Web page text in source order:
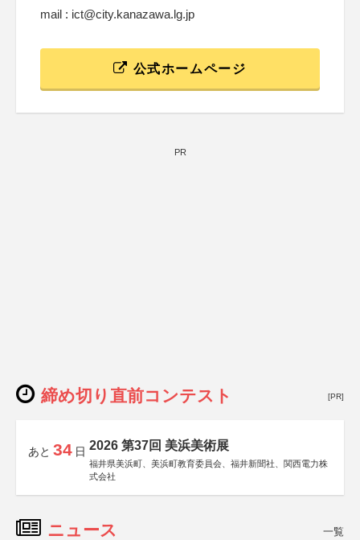
mail : ict@city.kanazawa.lg.jp
公式ホームページ
PR
締め切り直前コンテスト [PR]
あと 34 日 2026 第37回 美浜美術展
福井県美浜町、美浜町教育委員会、福井新聞社、関西電力株
式会社
ニュース 一覧